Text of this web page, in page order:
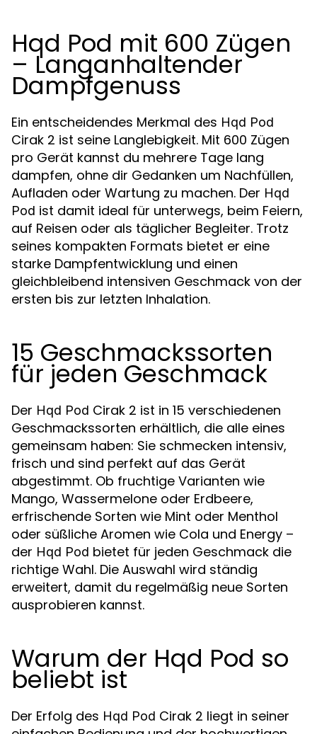
Hqd Pod mit 600 Zügen
– Langanhaltender
Dampfgenuss
Ein entscheidendes Merkmal des Hqd Pod
Cirak 2 ist seine Langlebigkeit. Mit 600 Zügen
pro Gerät kannst du mehrere Tage lang
dampfen, ohne dir Gedanken um Nachfüllen,
Aufladen oder Wartung zu machen. Der Hqd
Pod ist damit ideal für unterwegs, beim Feiern,
auf Reisen oder als täglicher Begleiter. Trotz
seines kompakten Formats bietet er eine
starke Dampfentwicklung und einen
gleichbleibend intensiven Geschmack von der
ersten bis zur letzten Inhalation.
15 Geschmackssorten
für jeden Geschmack
Der Hqd Pod Cirak 2 ist in 15 verschiedenen
Geschmackssorten erhältlich, die alle eines
gemeinsam haben: Sie schmecken intensiv,
frisch und sind perfekt auf das Gerät
abgestimmt. Ob fruchtige Varianten wie
Mango, Wassermelone oder Erdbeere,
erfrischende Sorten wie Mint oder Menthol
oder süßliche Aromen wie Cola und Energy –
der Hqd Pod bietet für jeden Geschmack die
richtige Wahl. Die Auswahl wird ständig
erweitert, damit du regelmäßig neue Sorten
ausprobieren kannst.
Warum der Hqd Pod so
beliebt ist
Der Erfolg des Hqd Pod Cirak 2 liegt in seiner